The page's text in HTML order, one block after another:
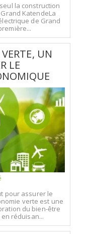
la construction
KatendeLa
de Grand
UN
LE
pour assurer le
verte est une
du bien-être
réduisan...